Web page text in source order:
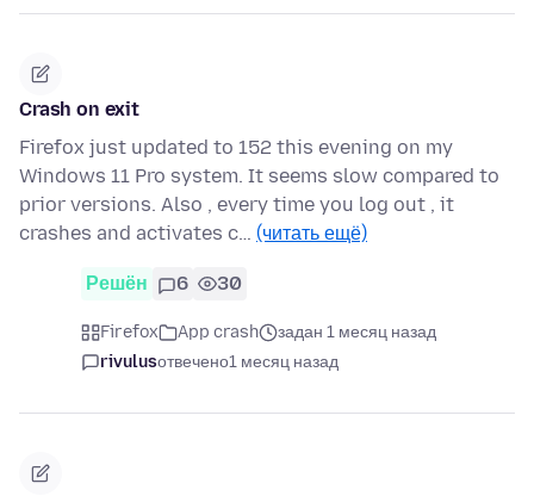
Crash on exit
Firefox just updated to 152 this evening on my
Windows 11 Pro system. It seems slow compared to
prior versions. Also , every time you log out , it
crashes and activates c… (читать ещё)
Решён 6 30
Firefox App crash
задан 1 месяц назад
rivulusотвечено1 месяц назад